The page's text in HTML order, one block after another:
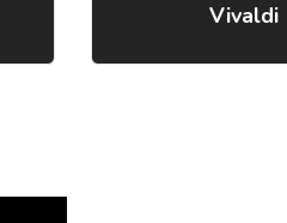
Vivaldi